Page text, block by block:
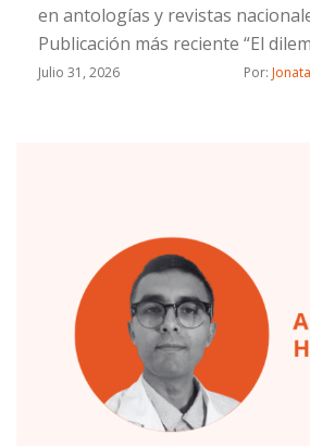
en antologías y revistas
Publicación más reciente “El
(Fondo Blanco, 2022)
Julio 31, 2026 Por: